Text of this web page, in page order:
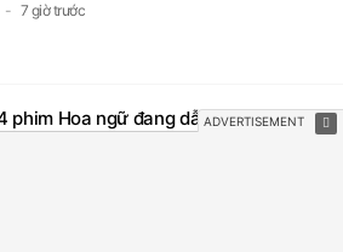
7 giờ trước
phim Hoa ngữ đang dẫn đầu rating